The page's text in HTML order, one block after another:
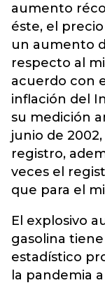
aumento
éste, el
un aumento
respecto al
acuerdo con
inflación del
su medición
junio de
registro,
veces el
que para el
El explosivo
gasolina
estadístico
la pandemia